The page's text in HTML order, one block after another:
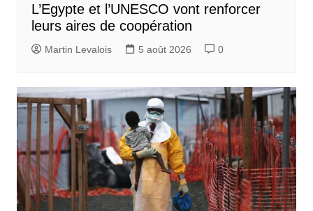
L’Egypte et l’UNESCO vont renforcer
leurs aires de coopération
Martin Levalois 5 août 2026 0